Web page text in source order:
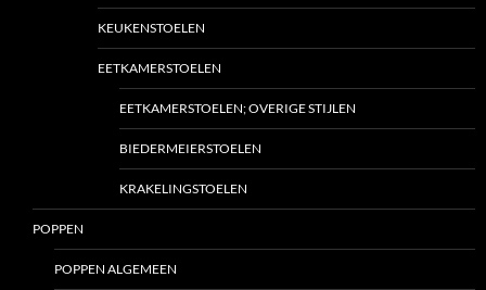
KEUKENSTOELEN
EETKAMERSTOELEN
EETKAMERSTOELEN; OVERIGE STIJLEN
BIEDERMEIERSTOELEN
KRAKELINGSTOELEN
POPPEN
POPPEN ALGEMEEN